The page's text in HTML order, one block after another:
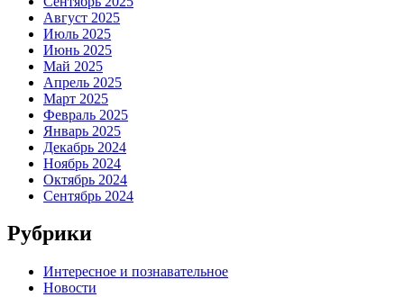
Август 2025
Июль 2025
Июнь 2025
Май 2025
Апрель 2025
Март 2025
Февраль 2025
Январь 2025
Декабрь 2024
Ноябрь 2024
Октябрь 2024
Сентябрь 2024
Рубрики
Интересное и познавательное
Новости